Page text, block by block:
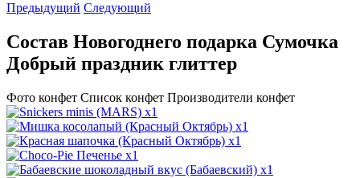
Предыдущий Следующий
Состав Новогоднего подарка Сумочка
Добрый праздник глиттер
Фото конфет Список конфет Производители конфет
x1
x1
x1
x1
x1